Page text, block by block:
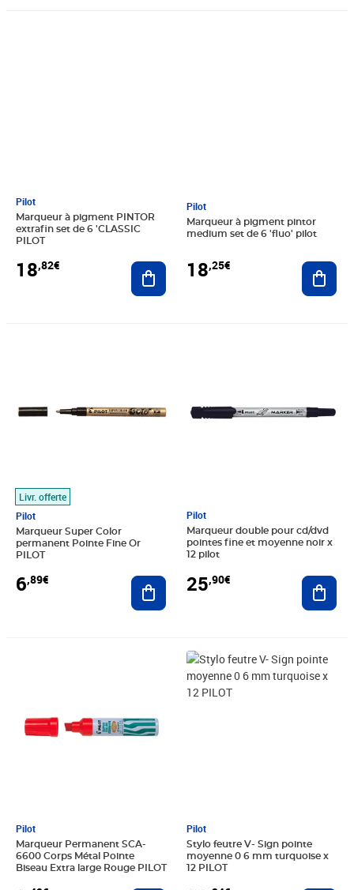
Pilot
Marqueur à pigment PINTOR
extrafin set de 6 'CLASSIC
PILOT
18,82€ Ajouter au panier
Pilot
Marqueur à pigment pintor
medium set de 6 'fluo' pilot
18,25€
Livr. offerte
Pilot
Marqueur Super Color
permanent Pointe Fine Or
PILOT
6,89€ Ajouter au panier
Pilot
Marqueur double pour cd/dvd
pointes fine et moyenne noir x
12 pilot
25,90€
Pilot
Marqueur Permanent SCA-
6600 Corps Métal Pointe
Biseau Extra large Rouge PILOT
Pilot
Stylo feutre V- Sign pointe
moyenne 0 6 mm turquoise x
12 PILOT
Prix 30,34€